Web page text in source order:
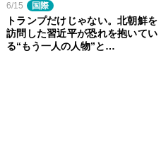
6/15 国際
トランプだけじゃない。北朝鮮を
訪問した習近平が恐れを抱いてい
る“もう一人の人物”と…